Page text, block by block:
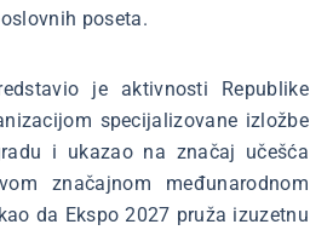
poseta.
je aktivnosti Republike
specijalizovane izložbe
i ukazao na značaj učešća
značajnom međunarodnom
da Ekspo 2027 pruža izuzetnu